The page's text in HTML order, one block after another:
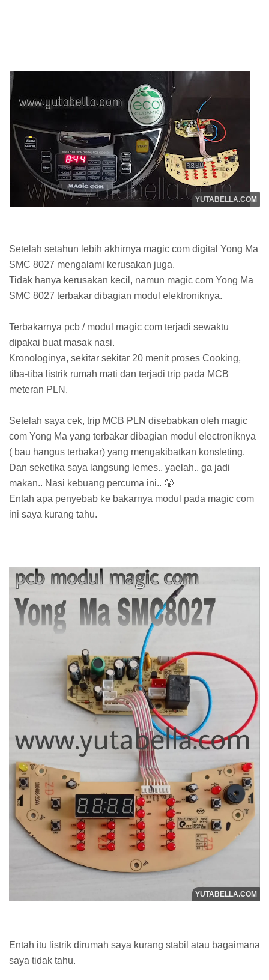
Setelah setahun lebih akhirnya magic com digital Yong Ma
SMC 8027 mengalami kerusakan juga.
Tidak hanya kerusakan kecil, namun magic com Yong Ma
SMC 8027 terbakar dibagian modul elektroniknya.
Terbakarnya pcb / modul magic com terjadi sewaktu
dipakai buat masak nasi.
Kronologinya, sekitar sekitar 20 menit proses Cooking,
tiba-tiba listrik rumah mati dan terjadi trip pada MCB
meteran PLN.
Setelah saya cek, trip MCB PLN disebabkan oleh magic
com Yong Ma yang terbakar dibagian modul electroniknya
( bau hangus terbakar) yang mengakibatkan konsleting.
Dan seketika saya langsung lemes.. yaelah.. ga jadi
makan.. Nasi kebuang percuma ini.. 😤
Entah apa penyebab ke bakarnya modul pada magic com
ini saya kurang tahu.
Entah itu listrik dirumah saya kurang stabil atau bagaimana
saya tidak tahu.